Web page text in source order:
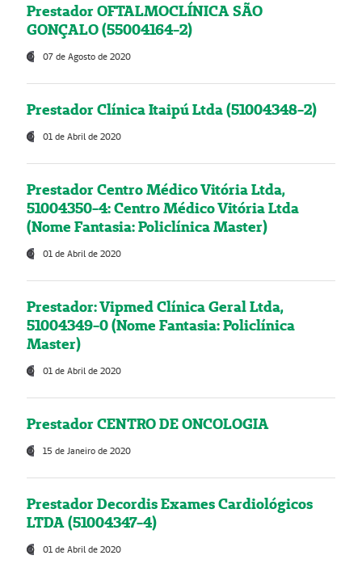
Prestador OFTALMOCLÍNICA SÃO
GONÇALO (55004164-2)
07 de Agosto de 2020
Prestador Clínica Itaipú Ltda (51004348-2)
01 de Abril de 2020
Prestador Centro Médico Vitória Ltda,
51004350-4: Centro Médico Vitória Ltda
(Nome Fantasia: Policlínica Master)
01 de Abril de 2020
Prestador: Vipmed Clínica Geral Ltda,
51004349-0 (Nome Fantasia: Policlínica
Master)
01 de Abril de 2020
Prestador CENTRO DE ONCOLOGIA
15 de Janeiro de 2020
Prestador Decordis Exames Cardiológicos
LTDA (51004347-4)
01 de Abril de 2020